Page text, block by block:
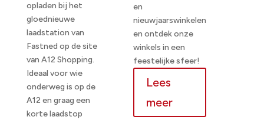
opladen bij het
gloednieuwe
laadstation van
Fastned op de site
van A12 Shopping.
Ideaal voor wie
onderweg is op de
A12 en graag een
korte laadstop
en
nieuwjaarswinkelen
en ontdek onze
winkels in een
feestelijke sfeer!
Lees
meer